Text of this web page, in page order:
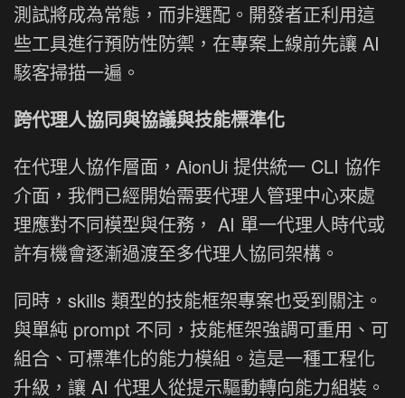
測試將成為常態，而非選配。開發者正利用這
些工具進行預防性防禦，在專案上線前先讓 AI
駭客掃描一遍。
跨代理人協同與協議與技能標準化
在代理人協作層面，AionUi 提供統一 CLI 協作
介面，我們已經開始需要代理人管理中心來處
理應對不同模型與任務， AI 單一代理人時代或
許有機會逐漸過渡至多代理人協同架構。
同時，skills 類型的技能框架專案也受到關注。
與單純 prompt 不同，技能框架強調可重用、可
組合、可標準化的能力模組。這是一種工程化
升級，讓 AI 代理人從提示驅動轉向能力組裝。